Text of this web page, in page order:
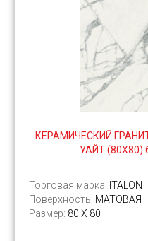
КЕРАМИЧЕСКИЙ
УАЙТ (80Х80)
Торговая марка: ITALON
Поверхность: МАТОВАЯ
Размер: 80 X 80